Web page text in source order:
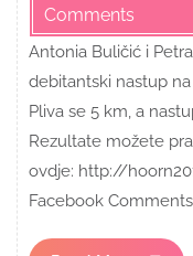
Comments
Antonia Buličić i
debitantski nastup
Pliva se 5 km, a
Rezultate možete
ovdje: http://
Facebook